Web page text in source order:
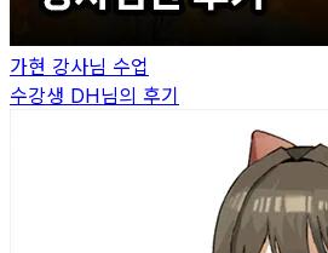
가현 강사님 수업
수강생 DH님의 후기